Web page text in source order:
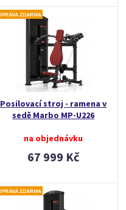
Posilovací stroj - ramena v
sedě Marbo MP-U226
na objednávku
67 999 Kč